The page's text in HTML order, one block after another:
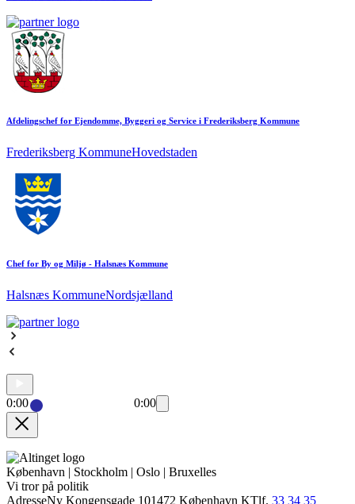
Afdelingschef for Ejendomme, Byggeri og Service i Frederiksberg Kommune
Frederiksberg KommuneHovedstaden
Chef for By og Miljø - Halsnæs Kommune
Halsnæs KommuneNordsjælland
0:00 0:00
København | Stockholm | Oslo | Bruxelles
Vi tror på politik
AdresseNy Kongensgade 101472 København KTlf. 33 34 35